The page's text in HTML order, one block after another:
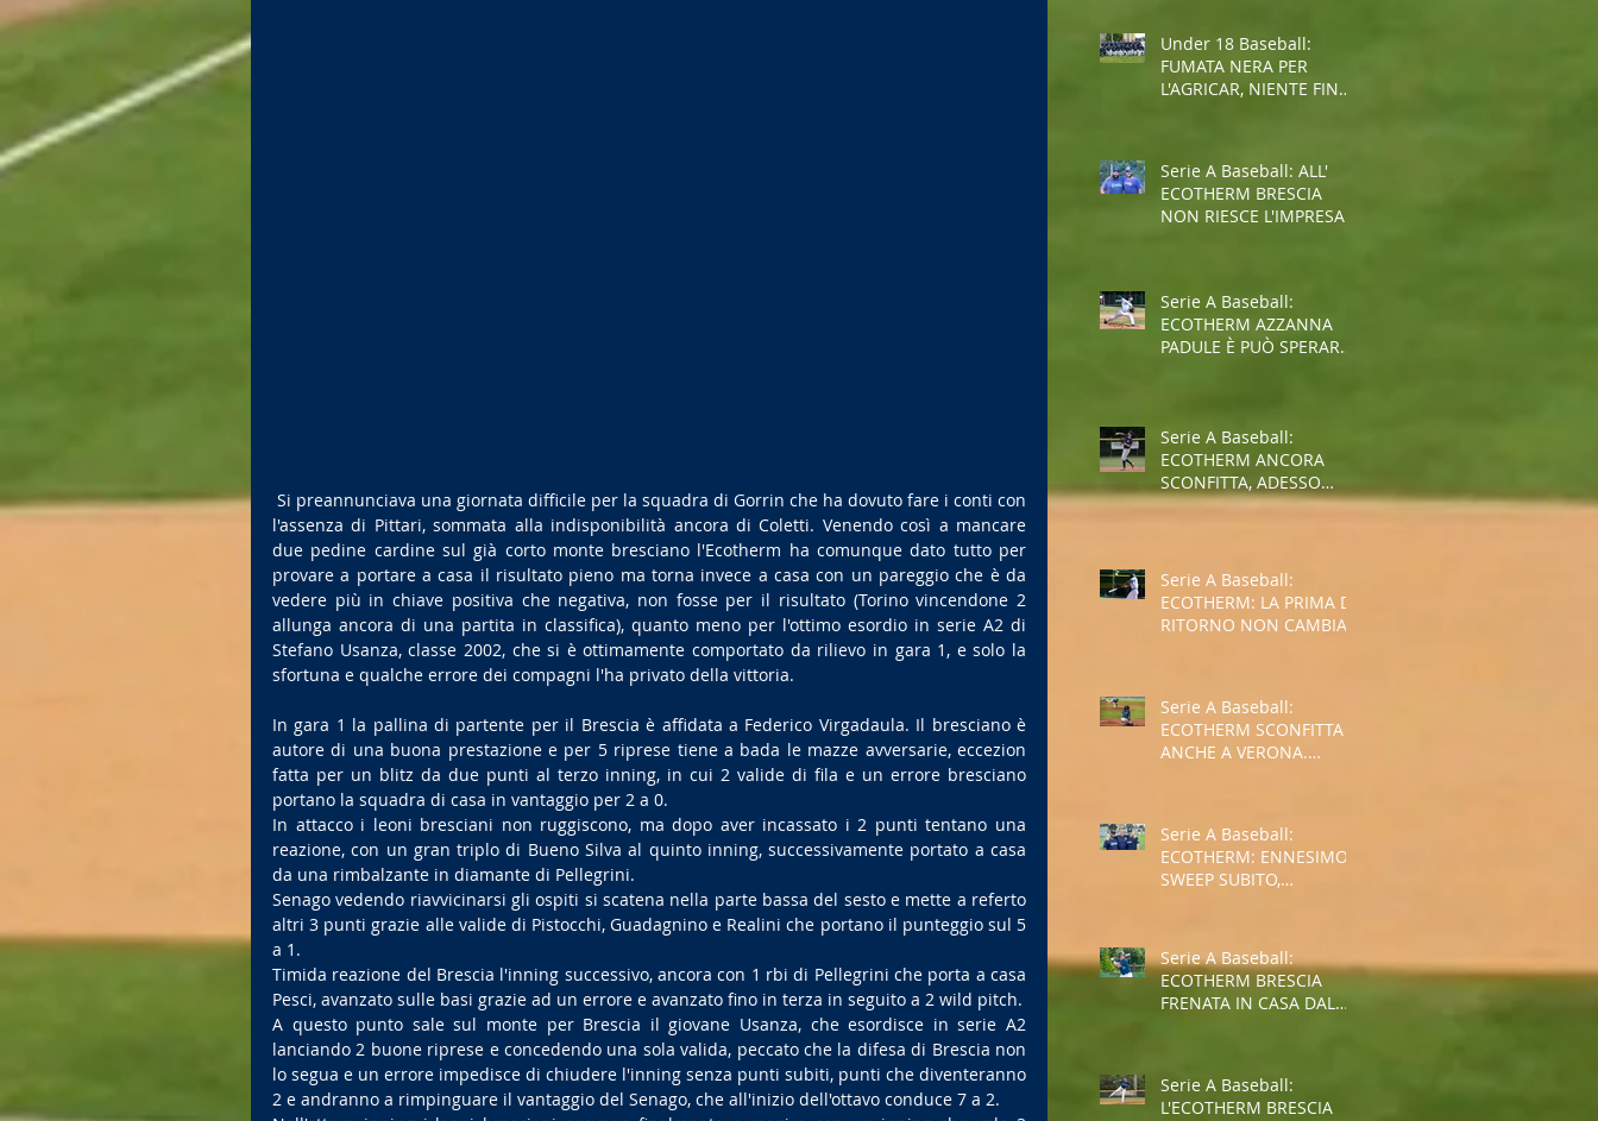
l'assenza di Pittari, sommata alla indisponibilità ancora di Coletti. Venendo così a mancare
due pedine cardine sul già corto monte bresciano l'Ecotherm ha comunque dato tutto per
provare a portare a casa il risultato pieno ma torna invece a casa con un pareggio che è da
vedere più in chiave positiva che negativa, non fosse per il risultato (Torino vincendone 2
allunga ancora di una partita in classifica), quanto meno per l'ottimo esordio in serie A2 di
Stefano Usanza, classe 2002, che si è ottimamente comportato da rilievo in gara 1, e solo la
sfortuna e qualche errore dei compagni l'ha privato della vittoria.
In gara 1 la pallina di partente per il Brescia è affidata a Federico Virgadaula. Il bresciano è
autore di una buona prestazione e per 5 riprese tiene a bada le mazze avversarie, eccezion
fatta per un blitz da due punti al terzo inning, in cui 2 valide di fila e un errore bresciano
portano la squadra di casa in vantaggio per 2 a 0.
In attacco i leoni bresciani non ruggiscono, ma dopo aver incassato i 2 punti tentano una
reazione, con un gran triplo di Bueno Silva al quinto inning, successivamente portato a casa
da una rimbalzante in diamante di Pellegrini.
Senago vedendo riavvicinarsi gli ospiti si scatena nella parte bassa del sesto e mette a referto
altri 3 punti grazie alle valide di Pistocchi, Guadagnino e Realini che portano il punteggio sul 5
a 1.
Timida reazione del Brescia l'inning successivo, ancora con 1 rbi di Pellegrini che porta a casa
Pesci, avanzato sulle basi grazie ad un errore e avanzato fino in terza in seguito a 2 wild pitch.
A questo punto sale sul monte per Brescia il giovane Usanza, che esordisce in serie A2
lanciando 2 buone riprese e concedendo una sola valida, peccato che la difesa di Brescia non
lo segua e un errore impedisce di chiudere l'inning senza punti subiti, punti che diventeranno
2 e andranno a rimpinguare il vantaggio del Senago, che all'inizio dell'ottavo conduce 7 a 2.
Under 18 Baseball:
FUMATA NERA PER
L'AGRICAR, NIENTE FINAL
Serie A Baseball: ALL'
ECOTHERM BRESCIA
NON RIESCE L'IMPRESA,
Serie A Baseball:
ECOTHERM AZZANNA
PADULE È PUÒ SPERARE
Serie A Baseball:
ECOTHERM ANCORA
SCONFITTA, ADESSO
SPALLE AL MURO PER LA
Serie A Baseball:
ECOTHERM: LA PRIMA DI
RITORNO NON CAMBIA
Serie A Baseball:
ECOTHERM SCONFITTA
ANCHE A VERONA.
Serie A Baseball:
ECOTHERM: ENNESIMO
SWEEP SUBITO,
Serie A Baseball:
ECOTHERM BRESCIA
FRENATA IN CASA DAL
Serie A Baseball:
L'ECOTHERM BRESCIA